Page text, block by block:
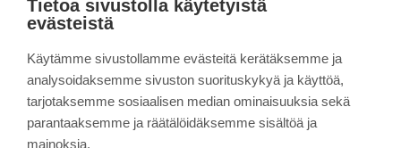
Tietoa sivuista
Evästeet
Saavutettavuusseloste
Tietoa sivustolla käytetyistä
evästeistä
Käytämme sivustollamme evästeitä kerätäksemme ja
analysoidaksemme sivuston suorituskykyä ja käyttöä,
tarjotaksemme sosiaalisen median ominaisuuksia sekä
parantaaksemme ja räätälöidäksemme sisältöä ja
mainoksia.